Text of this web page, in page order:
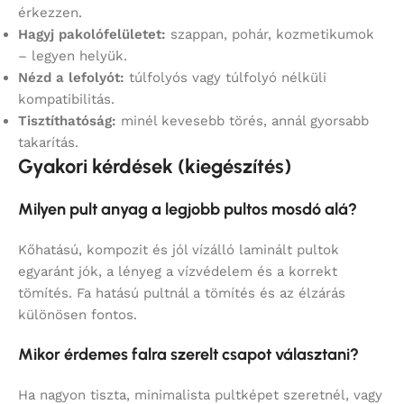
érkezzen.
Hagyj pakolófelületet: szappan, pohár, kozmetikumok
– legyen helyük.
Nézd a lefolyót: túlfolyós vagy túlfolyó nélküli
kompatibilitás.
Tisztíthatóság: minél kevesebb törés, annál gyorsabb
takarítás.
Gyakori kérdések (kiegészítés)
Milyen pult anyag a legjobb pultos mosdó alá?
Kőhatású, kompozit és jól vízálló laminált pultok
egyaránt jók, a lényeg a vízvédelem és a korrekt
tömítés. Fa hatású pultnál a tömítés és az élzárás
különösen fontos.
Mikor érdemes falra szerelt csapot választani?
Ha nagyon tiszta, minimalista pultképet szeretnél, vagy